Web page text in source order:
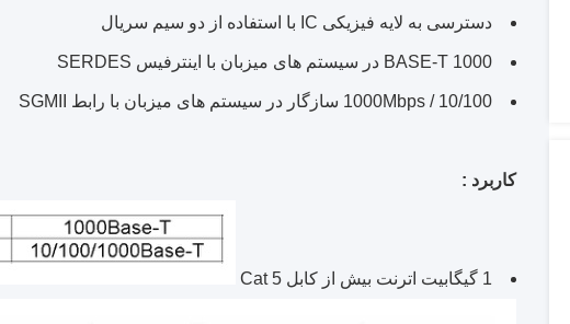
دسترسی به لایه فیزیکی IC با استفاده از دو سیم سریال
1000 BASE-T در سیستم های میزبان با اینترفیس SERDES
10/100 / 1000Mbps سازگار در سیستم های میزبان با رابط SGMII
کاربرد :
1 گیگابیت اترنت بیش از کابل Cat 5